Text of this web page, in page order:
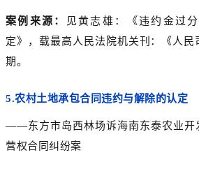
案例来源：
见黄志雄：《违约金过
定》，载最高人民法院机关刊：《人民
期。
5.农村土地承包合同违约与解除的认定
——东方市岛西林场诉海南东泰农业开
营权合同纠纷案